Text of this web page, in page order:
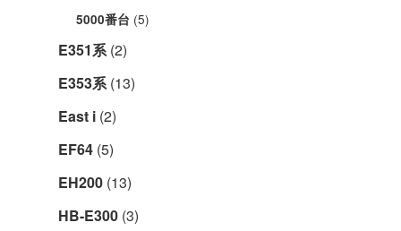
5000番台 (5)
E351系(2)
E353系(13)
East i (2)
EF64 (5)
EH200 (13)
HB-E300 (3)